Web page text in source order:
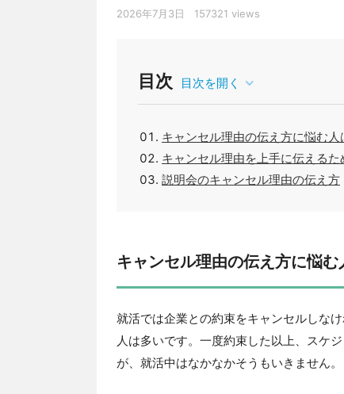
2026年7月3日 157321 views
目次 目次を開く
キャンセル理由の伝え方に悩む人
キャンセル理由を上手に伝えるた
説明会のキャンセル理由の伝え方
キャンセル理由の伝え方に悩
就活では企業との約束をキャンセルしな
人は多いです。一度約束した以上、スケ
が、就活中はなかなかそうもいきません。